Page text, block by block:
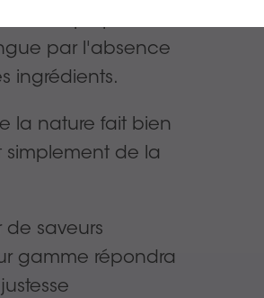
par l'absence
ingrédients.
la nature fait bien
simplement de la
de saveurs
gamme répondra